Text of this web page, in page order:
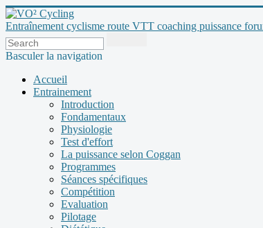
Entraînement cyclisme route VTT coaching puissance
Basculer la navigation
Accueil
Entrainement
Introduction
Fondamentaux
Physiologie
Test d'effort
La puissance selon Coggan
Programmes
Séances spécifiques
Compétition
Evaluation
Pilotage